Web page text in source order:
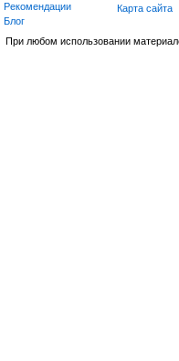
Рекомендации
Блог
Карта сайта
При любом использовании